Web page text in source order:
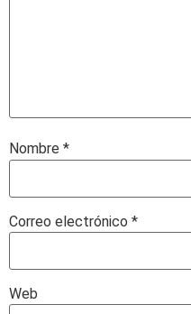
Nombre *
Correo electrónico *
Web